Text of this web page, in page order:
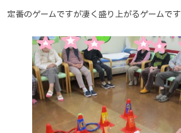
定番のゲームですが凄く盛り上がるゲームです